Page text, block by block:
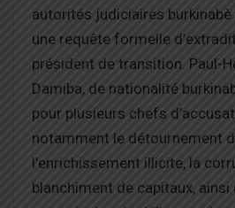
autorités judiciaires
une requête formelle
président de transition. Paul-
Damiba, de nationalité
pour plusieurs chefs
notamment le détournement
l’enrichissement illicite, la
blanchiment de capitaux, ainsi